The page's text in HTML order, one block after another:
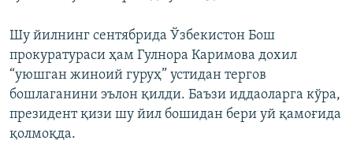
Шу йилнинг сентябрида Ўзбекистон Бош
прокуратураси ҳам Гулнора Каримова дохил
“уюшган жиноий гуруҳ” устидан тергов
бошлаганини эълон қилди. Баъзи иддаоларга кўра,
президент қизи шу йил бошидан бери уй қамоғида
қолмоқда.